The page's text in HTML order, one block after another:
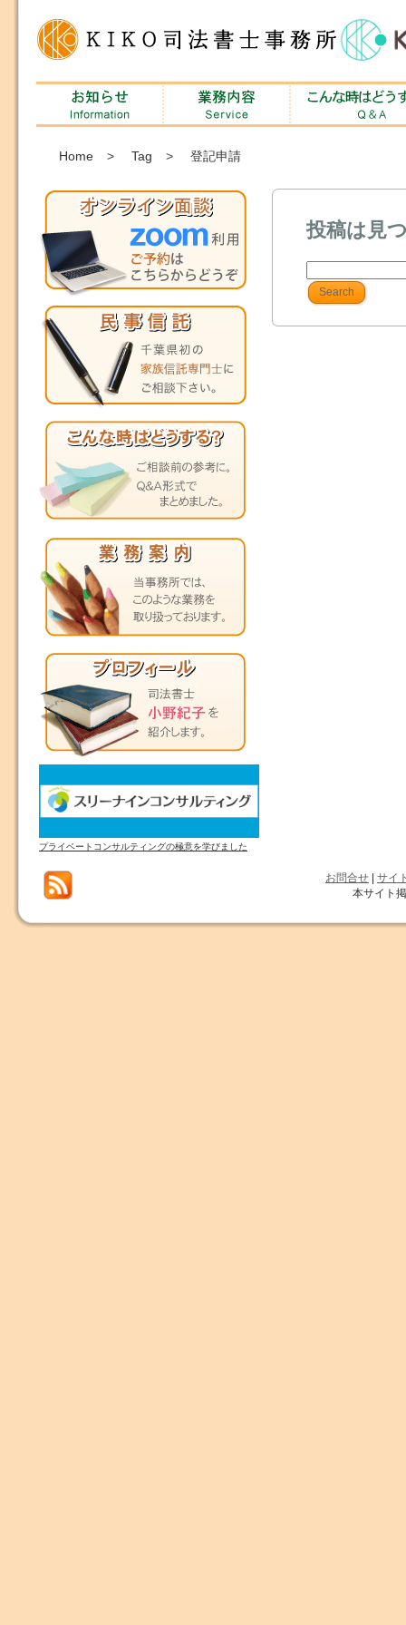
Home > Tag > 登記申請
プライベートコンサルティングの極意を学びました
投稿は見
お問合せ
サイ
本サイト